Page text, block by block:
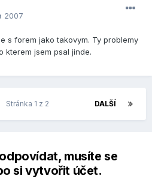
2007
s forem jako takovym. Ty problemy
kterem jsem psal jinde.
DALŠÍ
Stránka 1 z 2
musíte se
si vytvořit účet.